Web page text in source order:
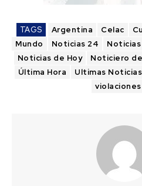
TAGS Argentina Celac
Mundo
Noticias 24
Noticias de Hoy
Noticiero
Última Hora
Ultimas Noticias
violaciones